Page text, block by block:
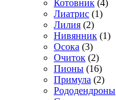
Котовник (4)
Лиатрис (1)
Лилия (2)
Нивянник (1)
Осока (3)
Очиток (2)
Пионы (16)
Примула (2)
Рододендроны